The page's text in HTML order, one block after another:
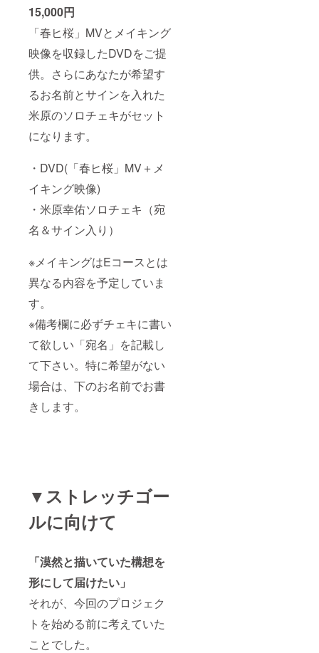
15,000円
「春ヒ桜」MVとメイキング
映像を収録したDVDをご提
供。さらにあなたが希望す
るお名前とサインを入れた
米原のソロチェキがセット
になります。
・DVD(「春ヒ桜」MV＋メ
イキング映像)
・米原幸佑ソロチェキ（宛
名＆サイン入り）
※メイキングはEコースとは
異なる内容を予定していま
す。
※備考欄に必ずチェキに書い
て欲しい「宛名」を記載し
て下さい。特に希望がない
場合は、下のお名前でお書
きします。
▼ストレッチゴー
ルに向けて
「漠然と描いていた構想を
形にして届けたい」
それが、今回のプロジェク
トを始める前に考えていた
ことでした。